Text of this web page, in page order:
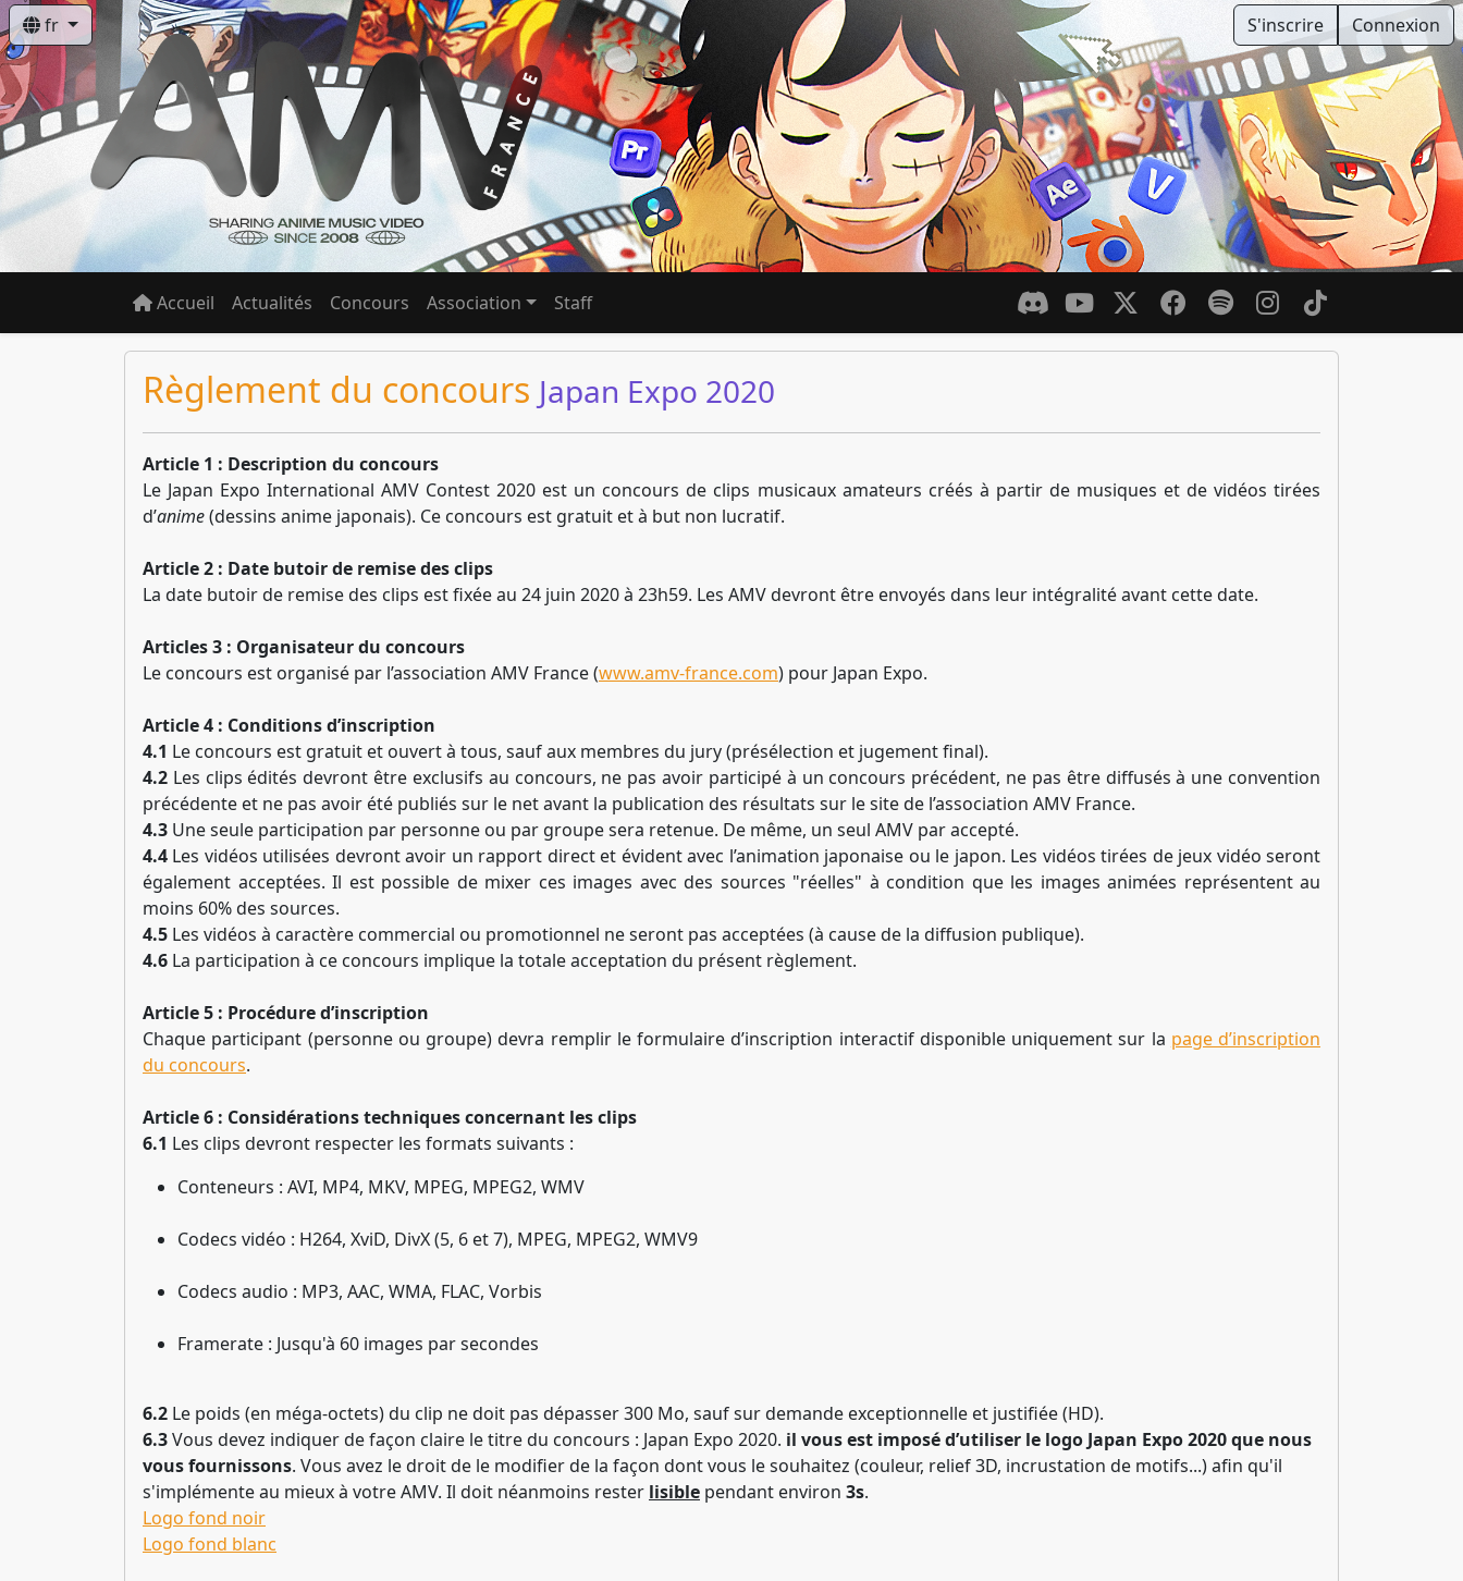
fr S'inscrire Connexion
Accueil Actualités Concours Association Staff
Règlement du concours Japan Expo 2020
Article 1 : Description du concours
Le Japan Expo International AMV Contest 2020 est un concours de clips musicaux amateurs créés à partir de musiques et de vidéos tirées
d’anime(dessins anime japonais). Ce concours est gratuit et à but non lucratif.
Article 2 : Date butoir de remise des clips
La date butoir de remise des clips est fixée au 24 juin 2020 à 23h59. Les AMV devront être envoyés dans leur intégralité avant cette date.
Articles 3 : Organisateur du concours
Le concours est organisé par l’association AMV France (www.amv-france.com) pour Japan Expo.
Article 4 : Conditions d’inscription
4.1 Le concours est gratuit et ouvert à tous, sauf aux membres du jury (présélection et jugement final).
4.2 Les clips édités devront être exclusifs au concours, ne pas avoir participé à un concours précédent, ne pas être diffusés à une convention
précédente et ne pas avoir été publiés sur le net avant la publication des résultats sur le site de l’association AMV France.
4.3 Une seule participation par personne ou par groupe sera retenue. De même, un seul AMV par accepté.
4.4 Les vidéos utilisées devront avoir un rapport direct et évident avec l’animation japonaise ou le japon. Les vidéos tirées de jeux vidéo seront
également acceptées. Il est possible de mixer ces images avec des sources "réelles" à condition que les images animées représentent au
moins 60% des sources.
4.5 Les vidéos à caractère commercial ou promotionnel ne seront pas acceptées (à cause de la diffusion publique).
4.6 La participation à ce concours implique la totale acceptation du présent règlement.
Article 5 : Procédure d’inscription
Chaque participant (personne ou groupe) devra remplir le formulaire d’inscription interactif disponible uniquement sur la page d’inscription
du concours.
Article 6 : Considérations techniques concernant les clips
6.1 Les clips devront respecter les formats suivants :
Conteneurs : AVI, MP4, MKV, MPEG, MPEG2, WMV
Codecs vidéo : H264, XviD, DivX (5, 6 et 7), MPEG, MPEG2, WMV9
Codecs audio : MP3, AAC, WMA, FLAC, Vorbis
Framerate : Jusqu'à 60 images par secondes
6.2 Le poids (en méga-octets) du clip ne doit pas dépasser 300 Mo, sauf sur demande exceptionnelle et justifiée (HD).
6.3Vous devez indiquer de façon claire le titre du concours : Japan Expo 2020. il vous est imposé d’utiliser le logo Japan Expo 2020 que nous
vous fournissons. Vous avez le droit de le modifier de la façon dont vous le souhaitez (couleur, relief 3D, incrustation de motifs...) afin qu'il
s'implémente au mieux à votre AMV. Il doit néanmoins rester lisible pendant environ 3s.
Logo fond noir
Logo fond blanc